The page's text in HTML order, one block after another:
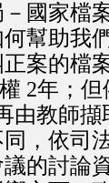
國家檔
幫助我
案的檔
2年；
由教師
，依司
的討論